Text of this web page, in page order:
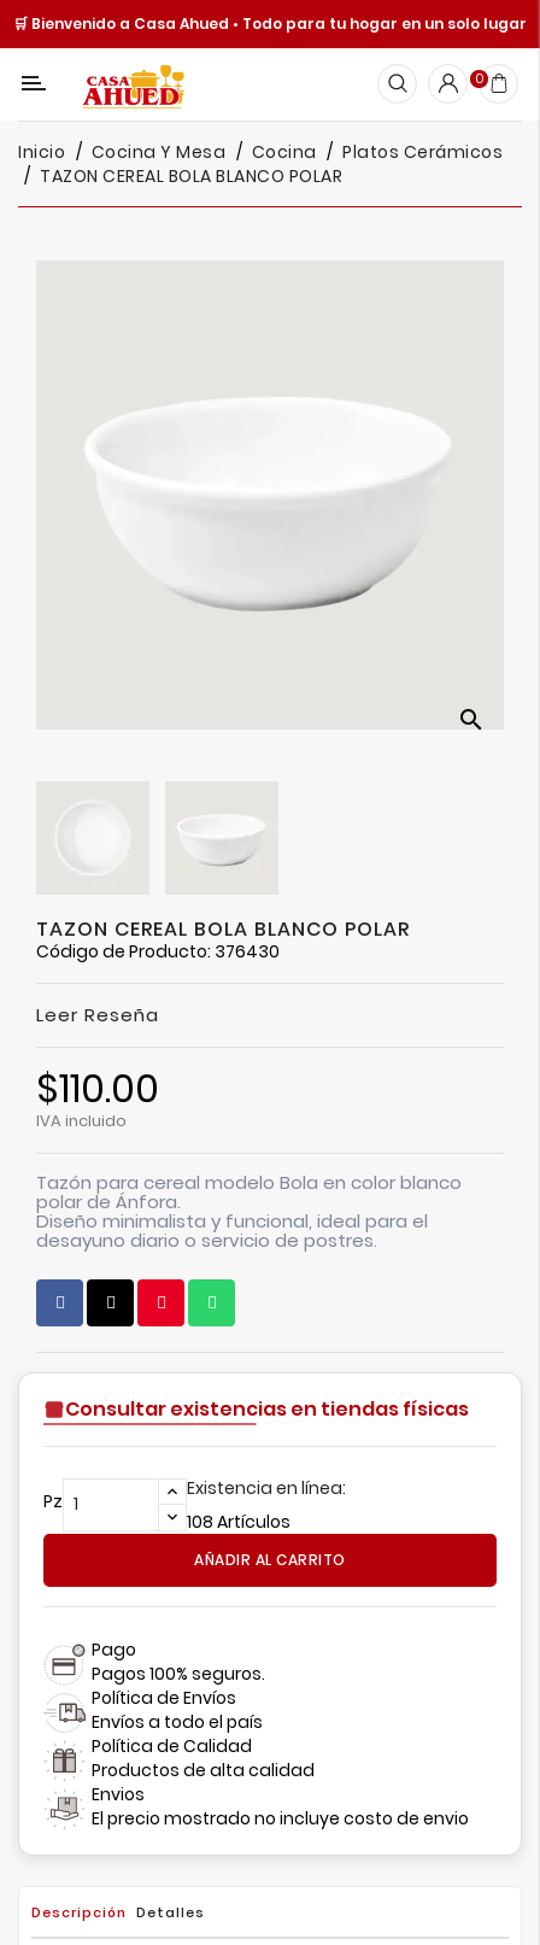
🛒 Bienvenido a Casa Ahued • Todo para tu hogar en un solo lugar
Categoría
Cocina
Y
Mesa
Hogar
0
Inicio Cocina Y Mesa Cocina
Platos Cerámicos
TAZON CEREAL BOLA BLANCO POLAR
search
TAZON CEREAL BOLA BLANCO POLAR
Código de Producto: 376430
Leer Reseña
$110.00
IVA incluido
Tazón para cereal modelo Bola en color blanco
polar de Ánfora.
Diseño minimalista y funcional, ideal para el
desayuno diario o servicio de postres.
Consultar existencias en tiendas físicas
Pz
Existencia en línea:
108 Artículos
AÑADIR AL CARRITO
Pago
Pagos 100% seguros.
Política de Envíos
Envíos a todo el país
Política de Calidad
Productos de alta calidad
Envios
El precio mostrado no incluye costo de envio
Descripción Detalles